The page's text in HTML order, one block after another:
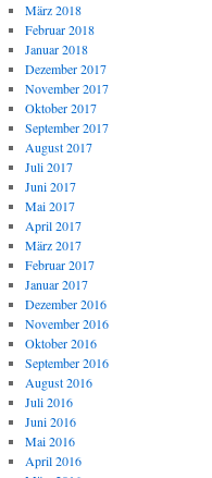
März 2018
Februar 2018
Januar 2018
Dezember 2017
November 2017
Oktober 2017
September 2017
August 2017
Juli 2017
Juni 2017
Mai 2017
April 2017
März 2017
Februar 2017
Januar 2017
Dezember 2016
November 2016
Oktober 2016
September 2016
August 2016
Juli 2016
Juni 2016
Mai 2016
April 2016